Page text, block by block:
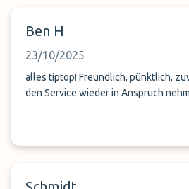
Ben H
23/10/2025
alles tiptop! Freundlich, pünktlich, zuverlässig.
den Service wieder in Anspruch